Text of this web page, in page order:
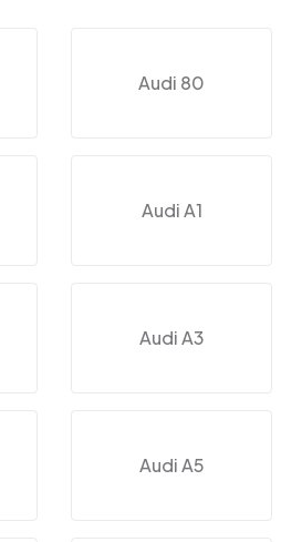
Audi 80
Audi A1
Audi A3
Audi A5